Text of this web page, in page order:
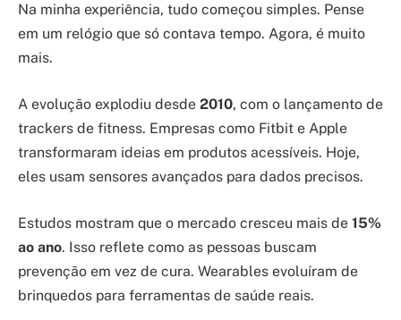
Na minha experiência, tudo começou simples. Pense
em um relógio que só contava tempo. Agora, é muito
mais.
A evolução explodiu desde 2010, com o lançamento de
trackers de fitness. Empresas como Fitbit e Apple
transformaram ideias em produtos acessíveis. Hoje,
eles usam sensores avançados para dados precisos.
Estudos mostram que o mercado cresceu mais de 15%
ao ano. Isso reflete como as pessoas buscam
prevenção em vez de cura. Wearables evoluíram de
brinquedos para ferramentas de saúde reais.